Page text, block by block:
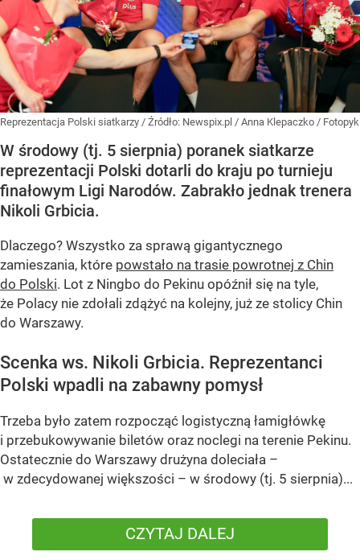
Reprezentacja Polski siatkarzy / Źródło: Newspix.pl / Anna Klepaczko / Fotopyk
W środowy (tj. 5 sierpnia) poranek siatkarze
reprezentacji Polski dotarli do kraju po turnieju
finałowym Ligi Narodów. Zabrakło jednak trenera
Nikoli Grbicia.
Dlaczego? Wszystko za sprawą gigantycznego
zamieszania, które powstało na trasie powrotnej z Chin
do Polski. Lot z Ningbo do Pekinu opóźnił się na tyle,
że Polacy nie zdołali zdążyć na kolejny, już ze stolicy Chin
do Warszawy.
Scenka ws. Nikoli Grbicia. Reprezentanci
Polski wpadli na zabawny pomysł
Trzeba było zatem rozpocząć logistyczną łamigłówkę
i przebukowywanie biletów oraz noclegi na terenie Pekinu.
Ostatecznie do Warszawy drużyna doleciała –
w zdecydowanej większości – w środowy (tj. 5 sierpnia)...
CZYTAJ DALEJ